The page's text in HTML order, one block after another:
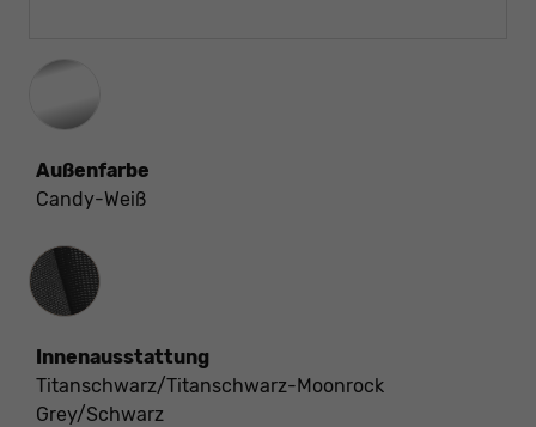
Außenfarbe
Candy-Weiß
Innenausstattung
Innenausstattung
Titanschwarz/Titanschwarz-Moonrock
Grey/Schwarz